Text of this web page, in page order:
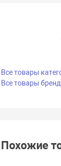
Все товары
Все товары
Похожие